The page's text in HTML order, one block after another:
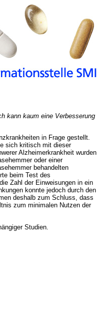
kann kaum eine Verbesserung
in Frage gestellt.
sich kritisch mit dieser
Alzheimerkrankheit wurden
oder einer
behandelten
beim Test des
Zahl der Einweisungen in ein
konnte jedoch durch den
deshalb zum Schluss, dass
zum minimalen Nutzen der
Studien.